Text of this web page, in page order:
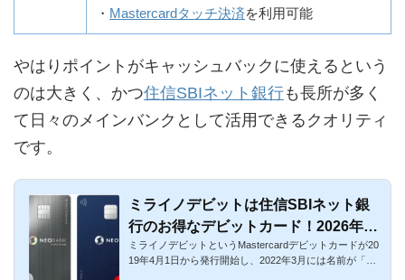
・ Mastercardタッチ決済を利用可能
やはりポイントがキャッシュバックに使えるという
のは大きく、かつ住信SBIネット銀行も長所が多く
て日々のメインバンクとして活用できるクオリティ
です。
ミライノデビットは住信SBIネット銀
行のお得なデビットカード！2026年最
新
ミライノデビットというMastercardデビットカードが20
19年4月1日から発行開始し、2022年3月には名前が「デ